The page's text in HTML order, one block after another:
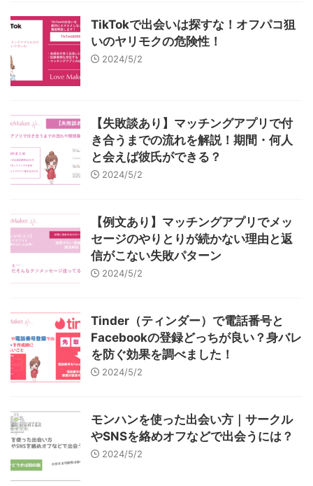
TikTokで出会いは探すな！オフパコ狙
いのヤリモクの危険性！
2024/5/2
【失敗談あり】マッチングアプリで付
き合うまでの流れを解説！期間・何人
と会えば彼氏ができる？
2024/5/2
【例文あり】マッチングアプリでメッ
セージのやりとりが続かない理由と返
信がこない失敗パターン
2024/5/2
Tinder（ティンダー）で電話番号と
Facebookの登録どっちが良い？身バレ
を防ぐ効果を調べました！
2024/5/2
モンハンを使った出会い方｜サークル
やSNSを絡めオフなどで出会うには？
2024/5/2